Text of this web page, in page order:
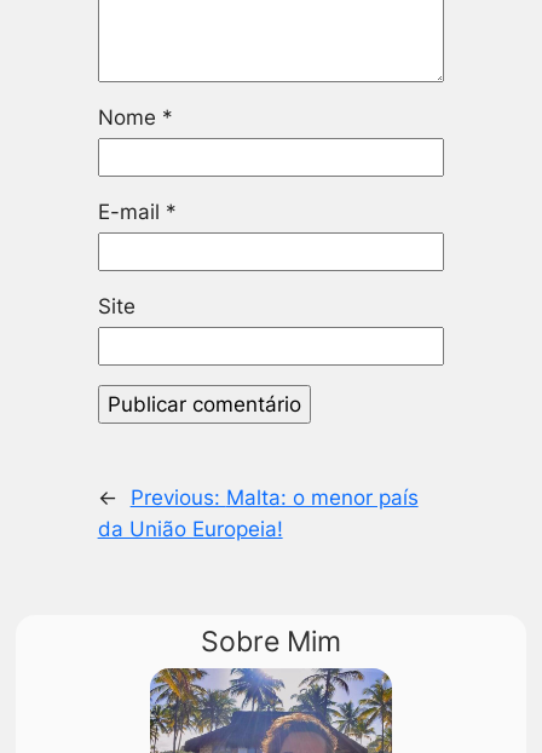
Nome *
E-mail *
Site
← Previous: Malta: o menor país
da União Europeia!
Sobre Mim